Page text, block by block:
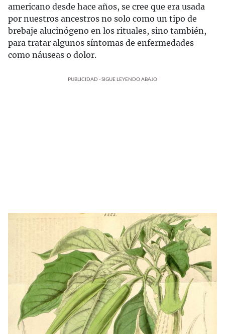
americano desde hace años, se cree que era usada
por nuestros ancestros no solo como un tipo de
brebaje alucinógeno en los rituales, sino también,
para tratar algunos síntomas de enfermedades
como náuseas o dolor.
PUBLICIDAD - SIGUE LEYENDO ABAJO